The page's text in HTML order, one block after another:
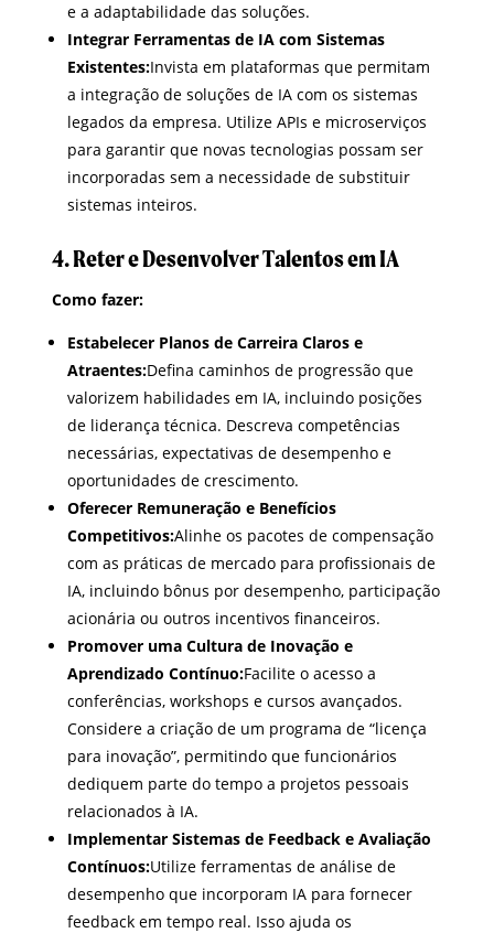
e a adaptabilidade das soluções.
Integrar Ferramentas de IA com Sistemas
Existentes:Invista em plataformas que permitam
a integração de soluções de IA com os sistemas
legados da empresa. Utilize APIs e microserviços
para garantir que novas tecnologias possam ser
incorporadas sem a necessidade de substituir
sistemas inteiros.
4. Reter e Desenvolver Talentos em IA
Como fazer:
Estabelecer Planos de Carreira Claros e
Atraentes:Defina caminhos de progressão que
valorizem habilidades em IA, incluindo posições
de liderança técnica. Descreva competências
necessárias, expectativas de desempenho e
oportunidades de crescimento.
Oferecer Remuneração e Benefícios
Competitivos:Alinhe os pacotes de compensação
com as práticas de mercado para profissionais de
IA, incluindo bônus por desempenho, participação
acionária ou outros incentivos financeiros.
Promover uma Cultura de Inovação e
Aprendizado Contínuo:Facilite o acesso a
conferências, workshops e cursos avançados.
Considere a criação de um programa de “licença
para inovação”, permitindo que funcionários
dediquem parte do tempo a projetos pessoais
relacionados à IA.
Implementar Sistemas de Feedback e Avaliação
Contínuos:Utilize ferramentas de análise de
desempenho que incorporam IA para fornecer
feedback em tempo real. Isso ajuda os